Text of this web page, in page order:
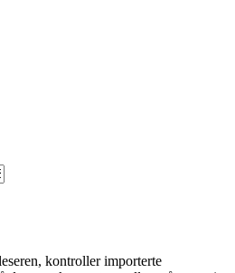
kontroller importerte